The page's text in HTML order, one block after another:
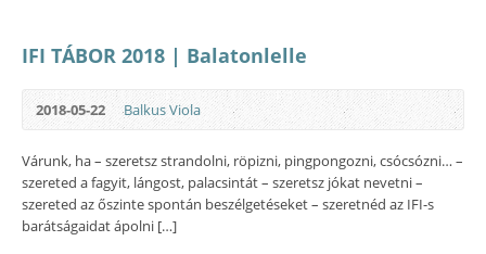
IFI TÁBOR 2018 | Balatonlelle
2018-05-22 Balkus Viola
Várunk, ha – szeretsz strandolni, röpizni, pingpongozni, csócsózni… –
szereted a fagyit, lángost, palacsintát – szeretsz jókat nevetni –
szereted az őszinte spontán beszélgetéseket – szeretnéd az IFI-s
barátságaidat ápolni […]